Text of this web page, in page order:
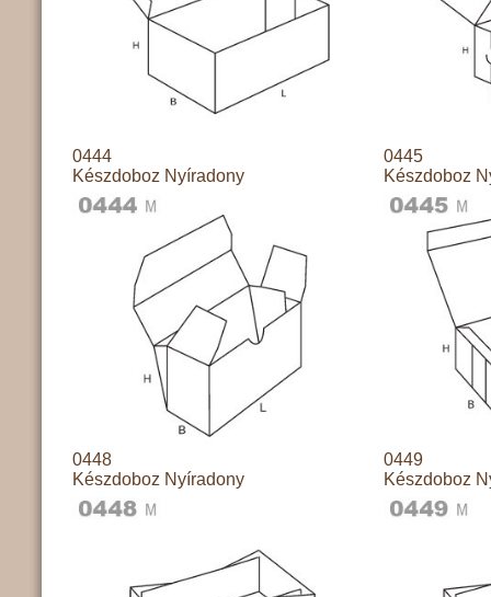
0444
Készdoboz Nyíradony
0445
Készdoboz
0448
Készdoboz Nyíradony
0449
Készdoboz